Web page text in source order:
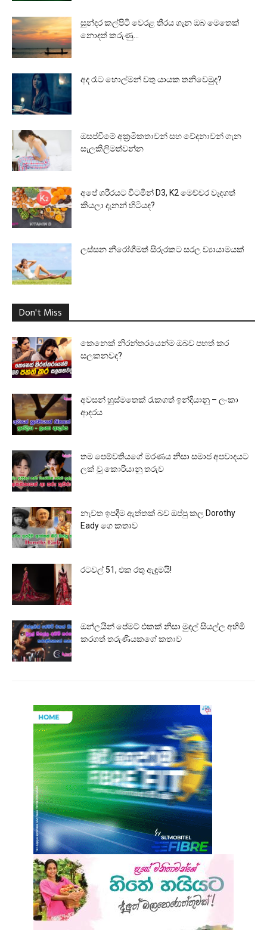
සුන්දර කල්පිටි වෙරළ තීරය ගැන ඔබ මෙතෙක්
නොදත් කරුණු…
අද රෑට හොල්මන් වතු යායක තනිවෙමුද?
ඔසප්වීමේ අක්‍රමිකතාවන් සහ වේදනාවන් ගැන
සැලකිලිමත්වන්න
අපේ ශරීරයට විටමින් D3, K2 මෙච්චර වැදගත්
කියලා දැනන් හිටියද?
ලස්සන නීරෝගීමත් සිරුරකට සරල ව්‍යායාමයක්
Don't Miss
කෙනෙක් නිරන්තරයෙන්ම ඔබව පහත් කර
සලකනවද?
අවසන් හුස්මතෙක් රැකගත් ඉන්දියානු – ලංකා
ආදරය
තම පෙම්වතියගේ මරණය නිසා සමාජ අපවාදයට
ලක් වූ කොරියානු තරුව
නැවත ඉපදීම ඇත්තක් බව ඔප්පු කල Dorothy
Eady ගෙ කතාව
රටවල් 51, එක රතු ඇඳුමයි!
ඔන්ලයින් පේමට් එකක් නිසා මුදල් සියල්ල අහිමි
කරගත් තරුණියකගේ කතාව